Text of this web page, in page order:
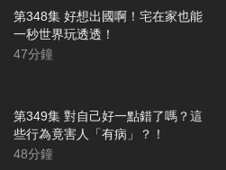
第348集 好想出國啊！宅在家也能
一秒世界玩透透！
47分鐘
第349集 對自己好一點錯了嗎？這
些行為竟害人「有病」？！
48分鐘